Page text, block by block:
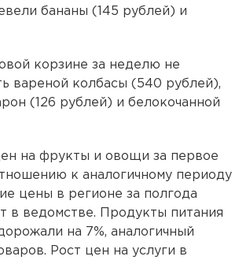
бананы (145 рублей) и
корзине за неделю не
вареной колбасы (540 рублей),
(126 рублей) и белокочанной
на фрукты и овощи за первое
к аналогичному периоду
цены в регионе за полгода
в ведомстве. Продукты питания
на 7%, аналогичный
Рост цен на услуги в